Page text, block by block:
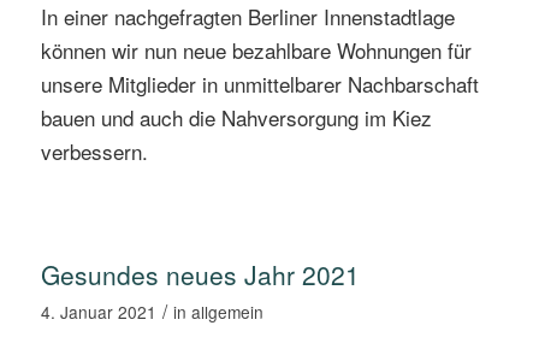
In einer nachgefragten Berliner Innenstadtlage
können wir nun neue bezahlbare Wohnungen für
unsere Mitglieder in unmittelbarer Nachbarschaft
bauen und auch die Nahversorgung im Kiez
verbessern.
Gesundes neues Jahr 2021
4. Januar 2021 / in allgemein